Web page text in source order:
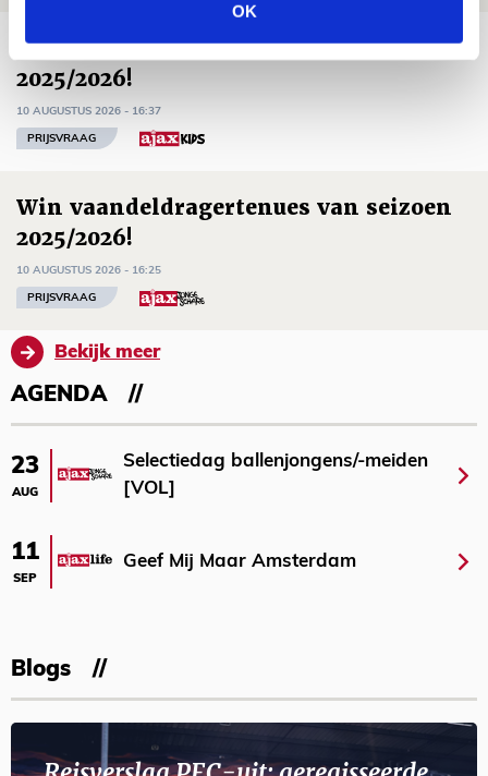
OK
Win mascottetenues van seizoen
2025/2026!
10 AUGUSTUS 2026 - 16:37
PRIJSVRAAG
Win vaandeldragertenues van seizoen
2025/2026!
10 AUGUSTUS 2026 - 16:25
PRIJSVRAAG
Bekijk meer
AGENDA
23
AUG
Selectiedag ballenjongens/-meiden
[VOL]
11
SEP
Geef Mij Maar Amsterdam
Blogs